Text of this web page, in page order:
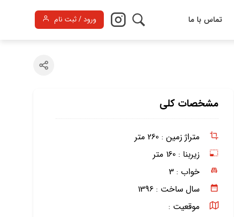
تماس با ما ورود / ثبت نام
مشخصات کلی
متراژ زمین : 260 متر
زیربنا : 160 متر
خواب : 3
سال ساخت : 1396
موقعیت :